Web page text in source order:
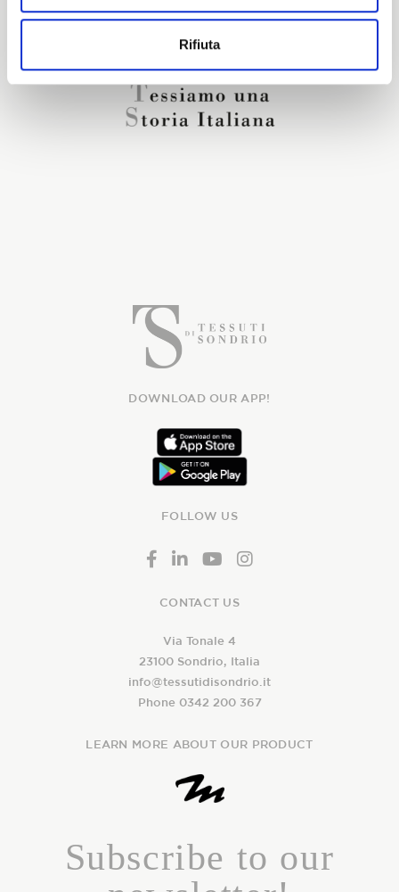
Rifiuta
DOWNLOAD OUR APP!
FOLLOW US
CONTACT US
Via Tonale 4
23100 Sondrio, Italia
info@tessutidisondrio.it
Phone 0342 200 367
LEARN MORE ABOUT OUR PRODUCT
Subscribe to our